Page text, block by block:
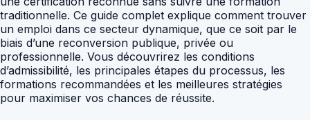
traditionnelle. Ce guide complet explique comment trouver
un emploi dans ce secteur dynamique, que ce soit par le
biais d’une reconversion publique, privée ou
professionnelle. Vous découvrirez les conditions
d’admissibilité, les principales étapes du processus, les
formations recommandées et les meilleures stratégies
pour maximiser vos chances de réussite.